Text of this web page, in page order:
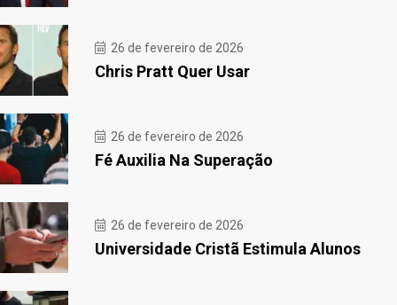
26 de fevereiro de 2026
Chris Pratt Quer Usar
26 de fevereiro de 2026
Fé Auxilia Na Superação
26 de fevereiro de 2026
Universidade Cristã Estimula Alunos